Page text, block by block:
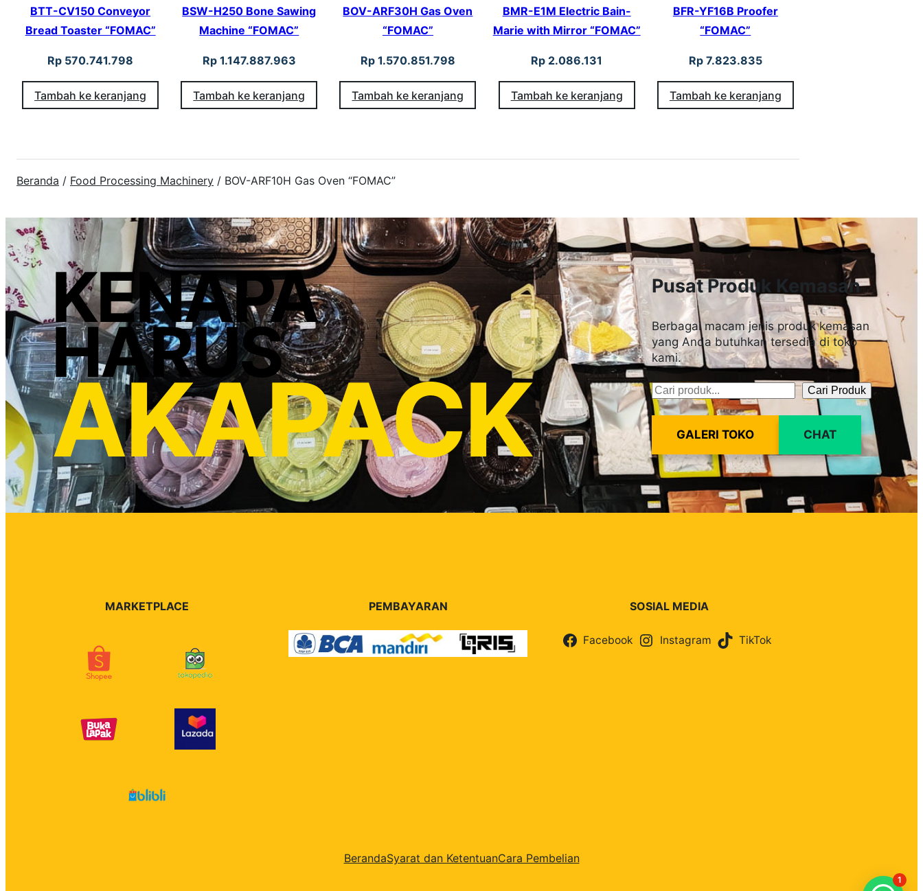
BTT-CV150 Conveyor
Bread Toaster “FOMAC”
Rp 570.741.798
Tambah ke keranjang
BSW-H250 Bone Sawing
Machine “FOMAC”
Rp1.147.887.963
Tambah ke keranjang
BOV-ARF30H Gas Oven
“FOMAC”
Rp1.570.851.798
Tambah ke keranjang
BMR-E1M Electric Bain-
Marie with Mirror “FOMAC”
Rp 2.086.131
Tambah ke keranjang
BFR-YF16B Proofer
“FOMAC”
Rp7.823.835
Tambah ke keranjang
Beranda / Food Processing Machinery / BOV-ARF10H Gas Oven “FOMAC”
KENAPA
HARUS
AKAPACK
Pusat Produk Kemasan
Berbagai macam jenis produk kemasan
yang Anda butuhkan tersedia di toko
kami.
Pencarian Cari Produk
GALERI TOKO CHAT
MARKETPLACE PEMBAYARAN SOSIAL MEDIA
Facebook Instagram TikTok
BerandaSyarat dan KetentuanCara Pembelian
1